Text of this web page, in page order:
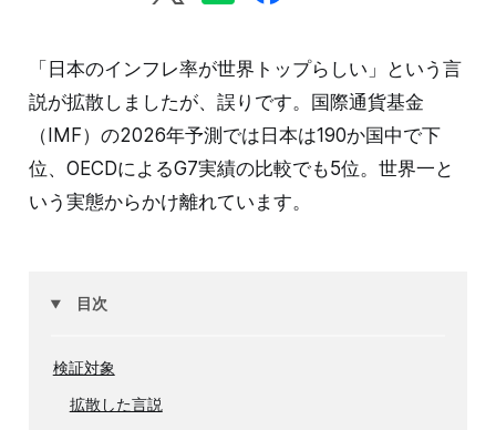
「日本のインフレ率が世界トップらしい」という言
説が拡散しましたが、誤りです。国際通貨基金
（IMF）の2026年予測では日本は190か国中で下
位、OECDによるG7実績の比較でも5位。世界一と
いう実態からかけ離れています。
目次
検証対象
拡散した言説